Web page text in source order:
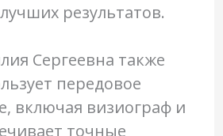
результатов.
Сергеевна также
передовое
включая визиограф и
точные